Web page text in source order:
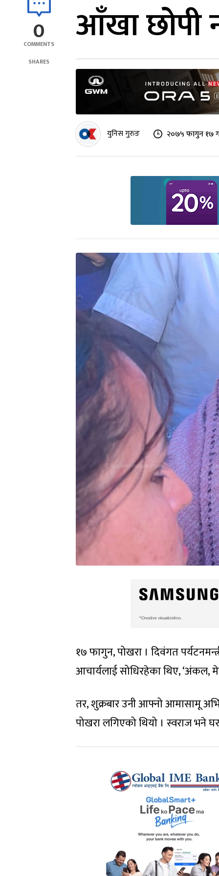
0
COMMENTS
SHARES
आँखा छोपी
युनिस गुरुङ २०७५ फागुन १७
१७ फागुन, पोखरा । दिवंगत
आचार्यलाई सोधिरहेका थिए, ‘अंकल,
तर, शुक्रबार उनी आफ्नो आमासामू
पोखरा लगिएको थियो । स्वराज भने